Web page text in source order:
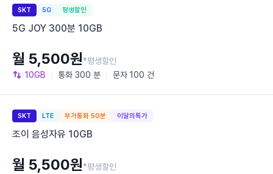
SKT 5G 평생할인
5G JOY 300분 10GB
10GB 통화 300 분 문자 100 건
월 5,500원*평생할인
SKT LTE 부가통화 50분 이달의특가
조이 음성자유 10GB
월 5,500원*평생할인